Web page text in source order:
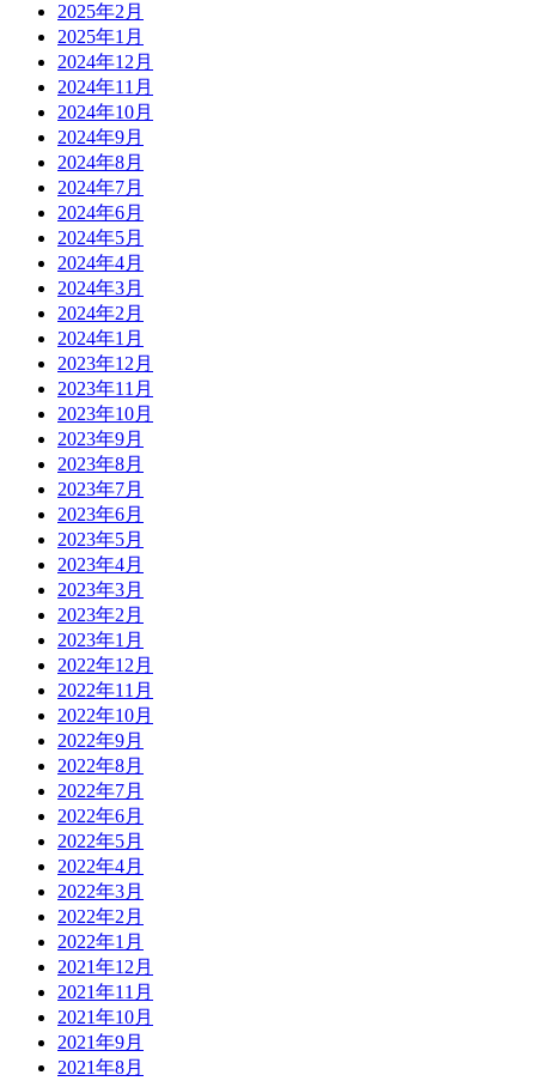
2025年2月
2025年1月
2024年12月
2024年11月
2024年10月
2024年9月
2024年8月
2024年7月
2024年6月
2024年5月
2024年4月
2024年3月
2024年2月
2024年1月
2023年12月
2023年11月
2023年10月
2023年9月
2023年8月
2023年7月
2023年6月
2023年5月
2023年4月
2023年3月
2023年2月
2023年1月
2022年12月
2022年11月
2022年10月
2022年9月
2022年8月
2022年7月
2022年6月
2022年5月
2022年4月
2022年3月
2022年2月
2022年1月
2021年12月
2021年11月
2021年10月
2021年9月
2021年8月